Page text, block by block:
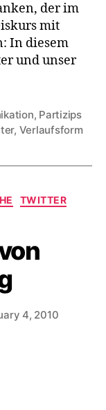
der im
mit
In diesem
und unser
, Partizips
, Verlaufsform
TWITTER
4, 2010